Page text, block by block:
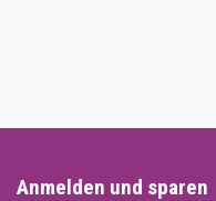
Anmelden und sparen